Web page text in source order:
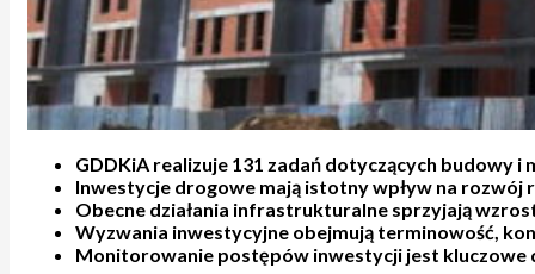
GDDKiA realizuje 131 zadań dotyczących budowy
Inwestycje drogowe mają istotny wpływ na
Obecne działania infrastrukturalne sprzyjają
Wyzwania inwestycyjne obejmują terminowość,
Monitorowanie postępów inwestycji jest kluczowe